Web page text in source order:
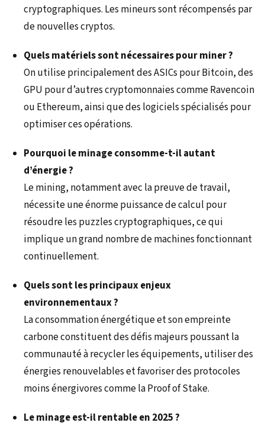
cryptographiques. Les mineurs sont récompensés par
de nouvelles cryptos.
Quels matériels sont nécessaires pour miner ?
On utilise principalement des ASICs pour Bitcoin, des
GPU pour d’autres cryptomonnaies comme Ravencoin
ou Ethereum, ainsi que des logiciels spécialisés pour
optimiser ces opérations.
Pourquoi le minage consomme-t-il autant
d’énergie ?
Le mining, notamment avec la preuve de travail,
nécessite une énorme puissance de calcul pour
résoudre les puzzles cryptographiques, ce qui
implique un grand nombre de machines fonctionnant
continuellement.
Quels sont les principaux enjeux
environnementaux ?
La consommation énergétique et son empreinte
carbone constituent des défis majeurs poussant la
communauté à recycler les équipements, utiliser des
énergies renouvelables et favoriser des protocoles
moins énergivores comme la Proof of Stake.
Le minage est-il rentable en 2025 ?